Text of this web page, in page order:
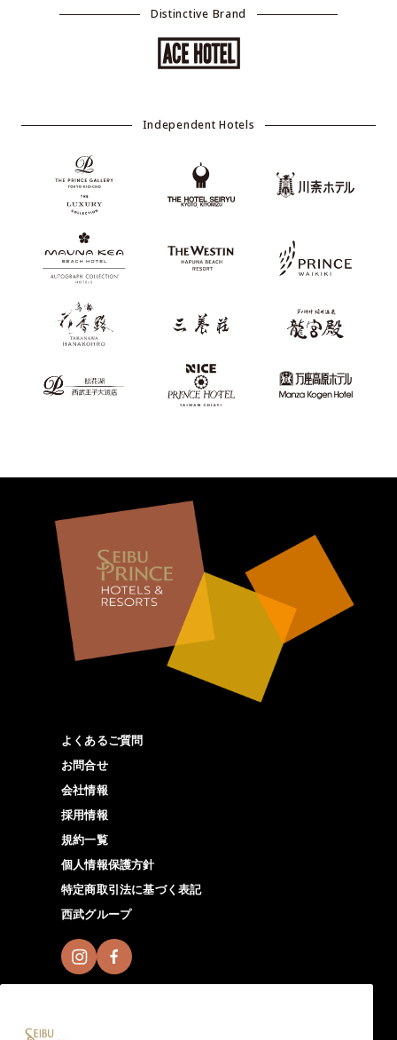
Distinctive Brand
Independent Hotels
よくあるご質問
お問合せ
会社情報
採用情報
規約一覧
個人情報保護方針
特定商取引法に基づく表記
西武グループ